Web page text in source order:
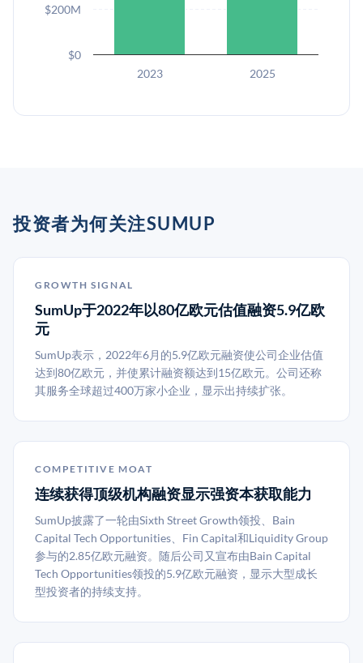
2023 2025
$0
$200M
投资者为何关注SUMUP
GROWTH SIGNAL
SumUp于2022年以80亿欧元估值融资5.9亿欧
元
SumUp表示，2022年6月的5.9亿欧元融资使公司企业估值
达到80亿欧元，并使累计融资额达到15亿欧元。公司还称
其服务全球超过400万家小企业，显示出持续扩张。
COMPETITIVE MOAT
连续获得顶级机构融资显示强资本获取能力
SumUp披露了一轮由Sixth Street Growth领投、Bain
Capital Tech Opportunities、Fin Capital和Liquidity Group
参与的2.85亿欧元融资。随后公司又宣布由Bain Capital
Tech Opportunities领投的5.9亿欧元融资，显示大型成长
型投资者的持续支持。